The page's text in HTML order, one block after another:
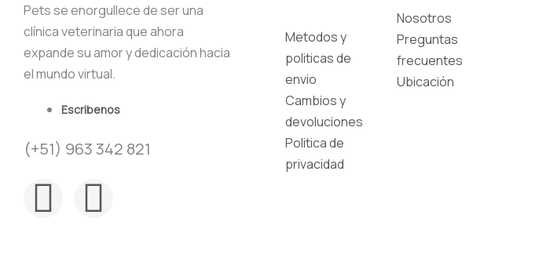
Pets se enorgullece de ser una
clínica veterinaria que ahora
expande su amor y dedicación hacia
el mundo virtual.
Escribenos
(+51) 963 342 821
F I
Metodos y
politicas de
envio
Cambios y
devoluciones
Politica de
privacidad
Nosotros
Preguntas
frecuentes
Ubicación